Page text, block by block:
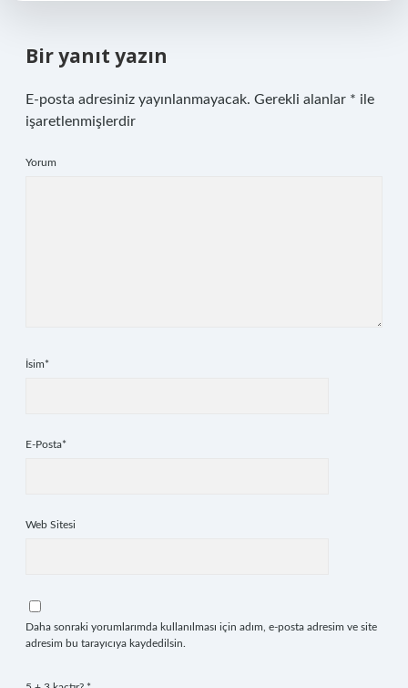
Bir yanıt yazın
E-posta adresiniz yayınlanmayacak. Gerekli alanlar * ile
işaretlenmişlerdir
Yorum
İsim*
E-Posta*
Web Sitesi
Daha sonraki yorumlarımda kullanılması için adım, e-posta adresim ve site
adresim bu tarayıcıya kaydedilsin.